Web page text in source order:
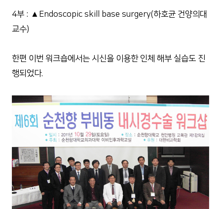
4부 : ▲Endoscopic skill base surgery(하호균 건양의대
교수)
한편 이번 워크숍에서는 시신을 이용한 인체 해부 실습도 진
행되었다.